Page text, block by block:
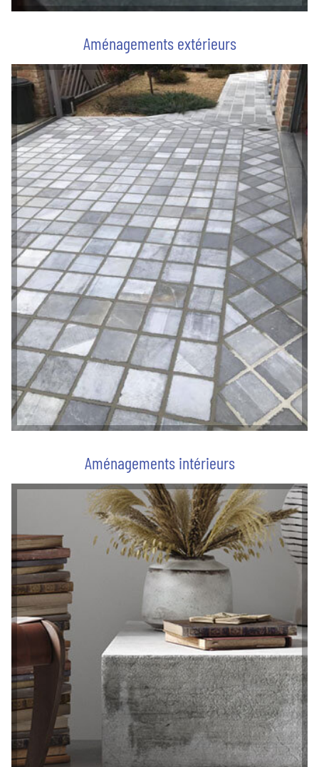
Aménagements extérieurs
Aménagements intérieurs